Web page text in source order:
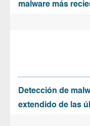
malware más
Detección de
extendido de las